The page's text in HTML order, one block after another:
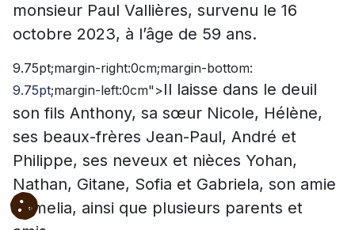
monsieur Paul Vallières, survenu le 16
octobre 2023, à l’âge de 59 ans.
9.75pt;margin-right:0cm;margin-bottom:
9.75pt;margin-left:0cm">Il laisse dans le deuil
son fils Anthony, sa sœur Nicole, Hélène,
ses beaux-frères Jean-Paul, André et
Philippe, ses neveux et nièces Yohan,
Nathan, Gitane, Sofia et Gabriela, son amie
Camelia, ainsi que plusieurs parents et